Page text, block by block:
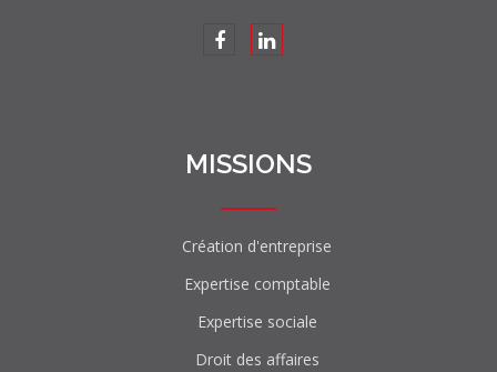
MISSIONS
Création d'entreprise
Expertise comptable
Expertise sociale
Droit des affaires